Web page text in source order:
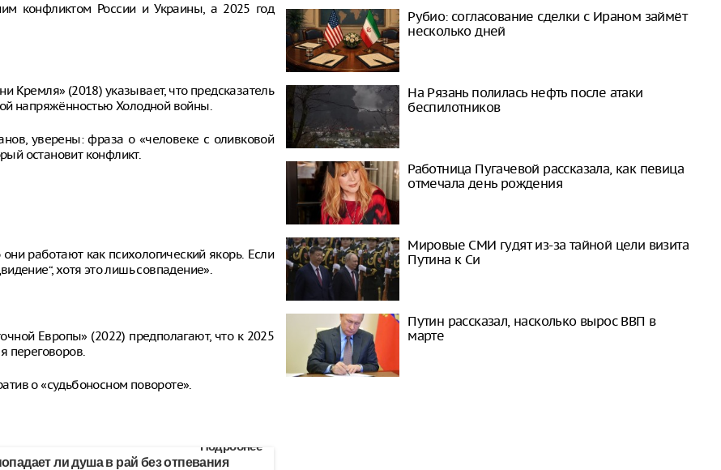
конфликтом России и Украины, а 2025 год
Кремля» (2018) указывает, что предсказатель
напряжённостью Холодной войны.
уверены: фраза о «человеке с оливковой
остановит конфликт.
работают как психологический якорь. Если
хотя это лишь совпадение».
Европы» (2022) предполагают, что к 2025
переговоров.
о «судьбоносном повороте».
ли душа в рай без отпевания
Подробнее
Рубио: согласование сделки с Ираном займёт
несколько дней
На Рязань полилась нефть после атаки
беспилотников
Работница Пугачевой рассказала, как певица
отмечала день рождения
Мировые СМИ гудят из-за тайной цели визита
Путина к Си
Путин рассказал, насколько вырос ВВП в
марте